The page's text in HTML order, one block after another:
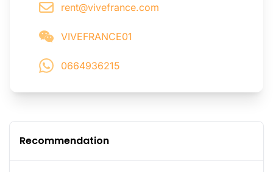
rent@vivefrance.com
VIVEFRANCE01
0664936215
Recommendation